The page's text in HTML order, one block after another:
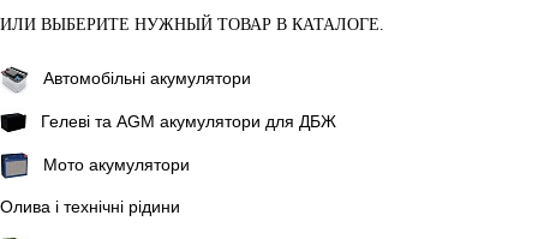
ИЛИ ВЫБЕРИТЕ НУЖНЫЙ ТОВАР В КАТАЛОГЕ.
Автомобільні акумулятори
Гелеві та AGM акумулятори для ДБЖ
Мото акумулятори
Олива і технічні рідини